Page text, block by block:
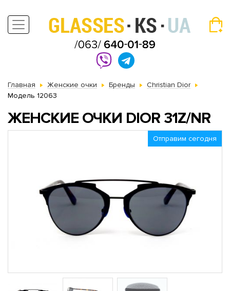
Главная Женские очки Бренды
Christian Dior
Модель 12063
ЖЕНСКИЕ ОЧКИ DIOR 31Z/NR
Отправим сегодня